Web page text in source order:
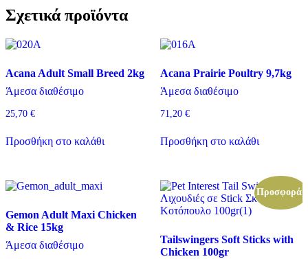
Σχετικά προϊόντα
Acana Adult Small Breed 2kg
Άμεσα διαθέσιμο
25,70 €
Προσθήκη στο καλάθι
Acana Prairie Poultry 9,7kg
Άμεσα διαθέσιμο
71,20 €
Προσθήκη στο καλάθι
Gemon Adult Maxi Chicken
& Rice 15kg
Άμεσα διαθέσιμο
Προσφορά!
Tailswingers Soft Sticks with
Chicken 100gr